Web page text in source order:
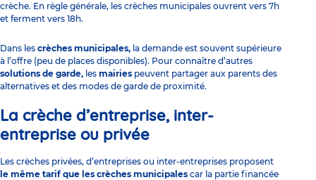
crèche. En règle générale, les crèches municipales ouvrent vers 7h
et ferment vers 18h.
Dans les crèches municipales, la demande est souvent supérieure
à l’offre (peu de places disponibles). Pour connaître d’autres
solutions de garde, les mairies peuvent partager aux parents des
alternatives et des modes de garde de proximité.
La crèche d’entreprise, inter-
entreprise ou privée
Les crèches privées, d’entreprises ou inter-entreprises proposent
le même tarif que les crèches municipales car la partie financée